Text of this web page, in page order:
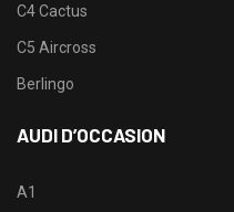
C4 Cactus
C5 Aircross
Berlingo
AUDI D’OCCASION
A1